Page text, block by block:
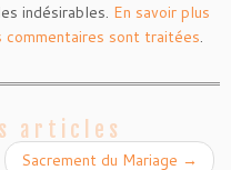
indésirables. En savoir plus
commentaires sont traitées.
articles
Sacrement du Mariage →